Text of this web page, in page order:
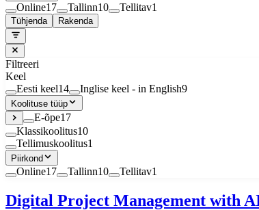
Online17 Tallinn10 Tellitav1
Tühjenda Rakenda
Filtreeri
Keel
Eesti keel14 Inglise keel - in English9
Koolituse tüüp
E-õpe17
Klassikoolitus10
Tellimuskoolitus1
Piirkond
Online17 Tallinn10 Tellitav1
Digital Project Management with